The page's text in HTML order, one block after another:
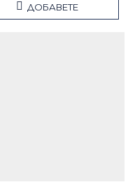
ДОБАВЕТЕ